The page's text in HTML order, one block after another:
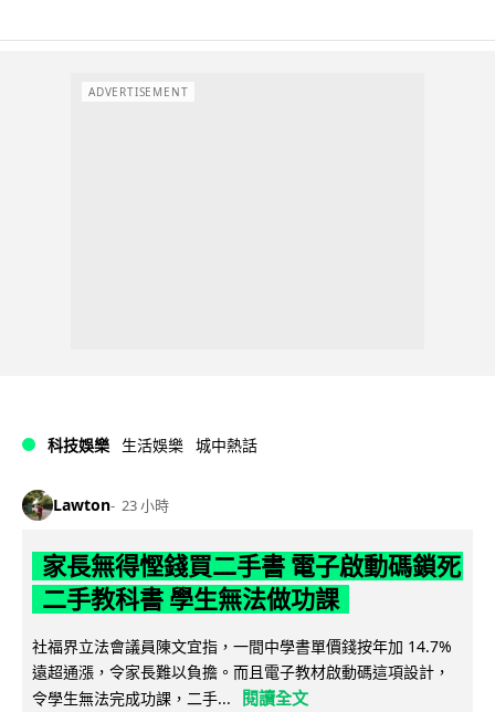
ADVERTISEMENT
科技娛樂 生活娛樂 城中熱話
Lawton 23 小時
家長無得慳錢買二手書 電子啟動碼鎖死
二手教科書 學生無法做功課
社福界立法會議員陳文宜指，一間中學書單價錢按年加 14.7%
遠超通漲，令家長難以負擔。而且電子教材啟動碼這項設計，
令學生無法完成功課，二手...
閱讀全文